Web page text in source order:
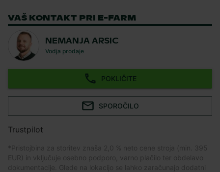
VAŠ KONTAKT PRI E-FARM
NEMANJA ARSIC
Vodja prodaje
POKLIČITE
SPOROČILO
Trustpilot
* Pristojbina za storitev znaša 2,0 % neto cene stroja (min. 395
EUR) in vključuje osebno podporo, varno plačilo ter obdelavo
dokumentacije. Glede na lokacijo se lahko zaračunajo dodatni